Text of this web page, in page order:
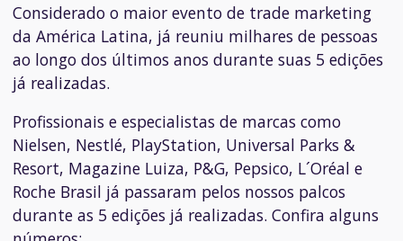
Considerado o maior evento de trade marketing
da América Latina, já reuniu milhares de pessoas
ao longo dos últimos anos durante suas 5 edições
já realizadas.
Profissionais e especialistas de marcas como
Nielsen, Nestlé, PlayStation, Universal Parks &
Resort, Magazine Luiza, P&G, Pepsico, L´Oréal e
Roche Brasil já passaram pelos nossos palcos
durante as 5 edições já realizadas. Confira alguns